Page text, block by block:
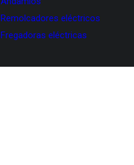
Remolcadores eléctricos
Fregadoras eléctricas